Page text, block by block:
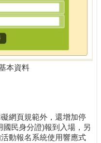
本資料
網頁規範外，還增加停
民身分證)報到入場，另
動報名系統使用響應式